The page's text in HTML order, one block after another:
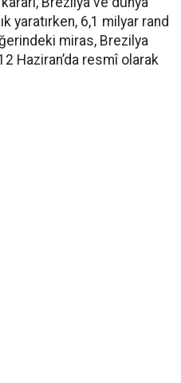
yaratırken, 6,1 milyar rand
miras, Brezilya
Haziran’da resmî olarak